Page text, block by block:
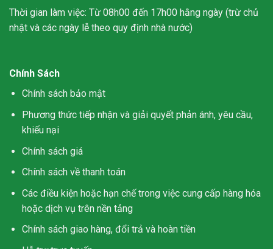
Thời gian làm việc: Từ 08h00 đến 17h00 hằng ngày (trừ chủ
nhật và các ngày lễ theo quy định nhà nước)
Chính Sách
Chính sách bảo mật
Phương thức tiếp nhận và giải quyết phản ánh, yêu cầu,
khiếu nại
Chính sách giá
Chính sách về thanh toán
Các điều kiện hoặc hạn chế trong việc cung cấp hàng hóa
hoặc dịch vụ trên nền tảng
Chính sách giao hàng, đổi trả và hoàn tiền